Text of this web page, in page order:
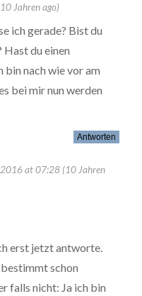
Jahren ago)
ich gerade? Bist du
du einen
bin nach wie vor am
bei mir nun werden
Antworten
2016 at 07:28 (10 Jahren
erst jetzt antworte.
schon
falls nicht: Ja ich bin